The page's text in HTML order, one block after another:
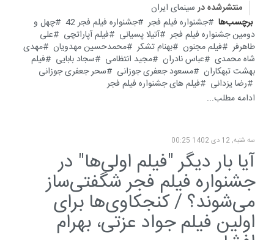
منتشرشده در سینمای ایران
برچسب‌ها
جشنواره فیلم فجر جشنواره فیلم فجر 42
چهل و
دومین جشنواره فیلم فجر
آتیلا پسیانی فیلم آپاراتچی
علی
طاهرفر
فیلم مجنون بهنام تشکر محمدحسین مهدویان
مهدی
شاه محمدی
عباس نادران مجید انتظامی سجاد بابایی
فیلم
بهشت تبهکاران
مسعود جعفری جوزانی
سحر جعفری جوزانی
رضا یزدانی
فیلم های جشنواره فیلم فجر
ادامه مطلب...
سه شنبه, 12 دی 1402 00:25
آیا بار دیگر "‌فیلم اولی‌ها" در
جشنواره فیلم فجر شگفتی‌ساز
می‌شوند؟ / کنجکاوی‌ها برای
اولین فیلم جواد عزتی، بهرام